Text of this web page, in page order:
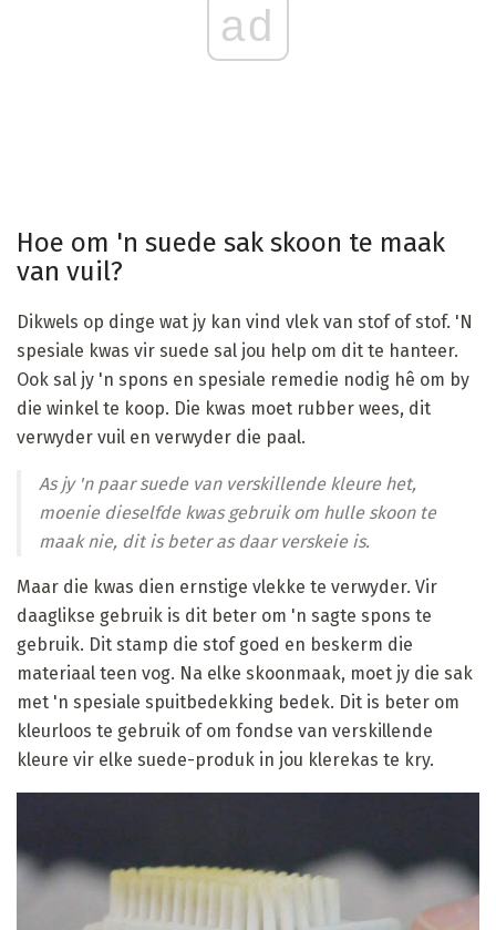
ad
Hoe om 'n suede sak skoon te maak
van vuil?
Dikwels op dinge wat jy kan vind vlek van stof of stof. 'N
spesiale kwas vir suede sal jou help om dit te hanteer.
Ook sal jy 'n spons en spesiale remedie nodig hê om by
die winkel te koop. Die kwas moet rubber wees, dit
verwyder vuil en verwyder die paal.
As jy 'n paar suede van verskillende kleure het,
moenie dieselfde kwas gebruik om hulle skoon te
maak nie, dit is beter as daar verskeie is.
Maar die kwas dien ernstige vlekke te verwyder. Vir
daaglikse gebruik is dit beter om 'n sagte spons te
gebruik. Dit stamp die stof goed en beskerm die
materiaal teen vog. Na elke skoonmaak, moet jy die sak
met 'n spesiale spuitbedekking bedek. Dit is beter om
kleurloos te gebruik of om fondse van verskillende
kleure vir elke suede-produk in jou klerekas te kry.